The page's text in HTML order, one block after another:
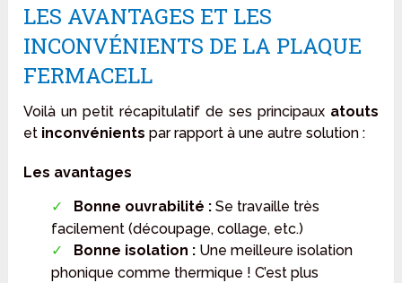
LES AVANTAGES ET LES
INCONVÉNIENTS DE LA PLAQUE
FERMACELL
Voilà un petit récapitulatif de ses principaux atouts
et inconvénients par rapport à une autre solution :
Les avantages
Bonne ouvrabilité : Se travaille très
facilement (découpage, collage, etc.)
Bonne isolation : Une meilleure isolation
phonique comme thermique ! C’est plus